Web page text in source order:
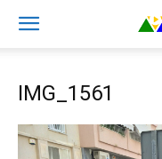
IMG_1561